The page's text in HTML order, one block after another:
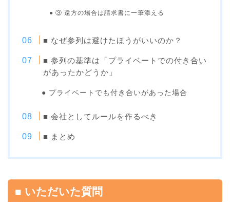
● ③ 遠方の場合は請求書に一筆添える
■ なぜ参列は避けたほうがいいのか？
■ 参列の基準は「プライベートでの付き合い
があったかどうか」
● プライベートでも付き合いがあった場合
■ 会社としてルールを作るべき
■ まとめ
■ いただいた質問